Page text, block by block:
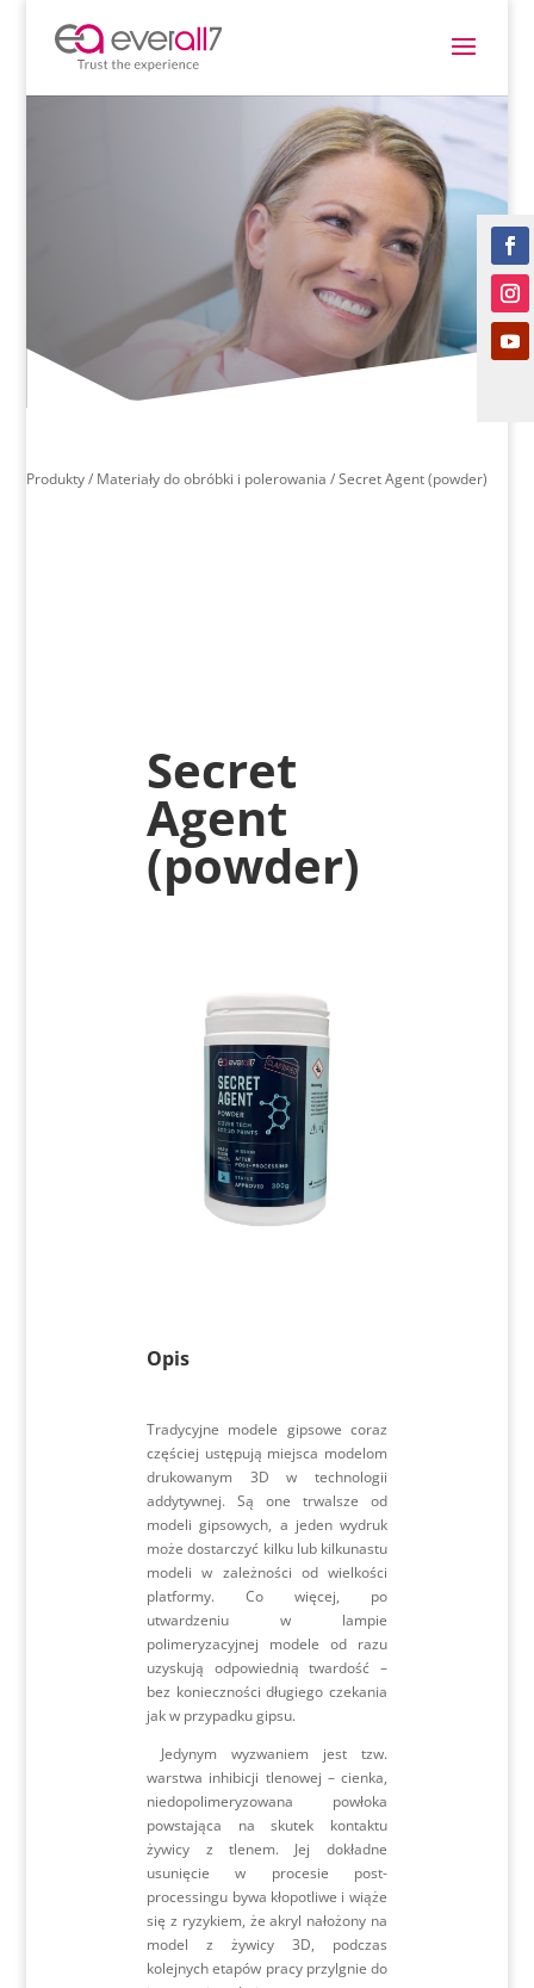
Produkty/ Materiały do obróbki i polerowania / Secret Agent (powder)
Secret
Agent
(powder)
Opis
Tradycyjne modele gipsowe coraz
częściej ustępują miejsca modelom
drukowanym 3D w technologii
addytywnej. Są one trwalsze od
modeli gipsowych, a jeden wydruk
może dostarczyć kilku lub kilkunastu
modeli w zależności od wielkości
platformy. Co więcej, po
utwardzeniu w lampie
polimeryzacyjnej modele od razu
uzyskują odpowiednią twardość –
bez konieczności długiego czekania
jak w przypadku gipsu.
Jedynym wyzwaniem jest tzw.
warstwa inhibicji tlenowej – cienka,
niedopolimeryzowana powłoka
powstająca na skutek kontaktu
żywicy z tlenem. Jej dokładne
usunięcie w procesie post-
processingu bywa kłopotliwe i wiąże
się z ryzykiem, że akryl nałożony na
model z żywicy 3D, podczas
kolejnych etapów pracy przylgnie do